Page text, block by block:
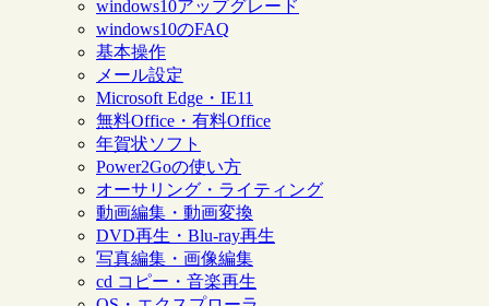
windows10アップグレード
windows10のFAQ
基本操作
メール設定
Microsoft Edge・IE11
無料Office・有料Office
年賀状ソフト
Power2Goの使い方
オーサリング・ライティング
動画編集・動画変換
DVD再生・Blu-ray再生
写真編集・画像編集
cd コピー・音楽再生